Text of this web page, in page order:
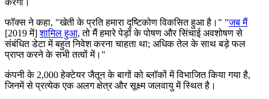
फॉक्स ने कहा, "खेती के प्रति हमारा दृष्टिकोण विकसित हुआ है।" "जब मैं
[2019 में]शामिल हुआ, तो मैं हमारे पेड़ों के पोषण और सिंचाई अवशोषण से
संबंधित डेटा में बहुत निवेश करना चाहता था; अधिक तेल के साथ बड़े फल
प्राप्त करने के सभी तत्वों में।"
कंपनी के 2,000 हेक्टेयर जैतून के बागों को ब्लॉकों में विभाजित किया गया है,
जिनमें से प्रत्येक एक अलग क्षेत्र और सूक्ष्म जलवायु में स्थित है।